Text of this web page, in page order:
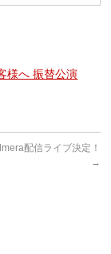
様へ 振替公演
配信ライブ決定！
→